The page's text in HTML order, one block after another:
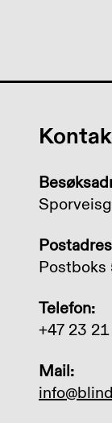
Postboks
Telefon:
+47 23
Mail: